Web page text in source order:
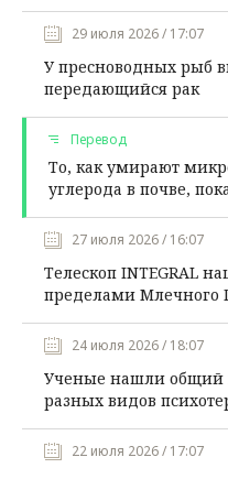
29 июля 2026 / 17:07
У пресноводных рыб
передающийся рак
Перевод
То, как умирают
углерода в почве,
27 июля 2026 / 16:07
Телескоп INTEGRAL
пределами Млечного
24 июля 2026 / 18:07
Ученые нашли общий
разных видов
22 июля 2026 / 17:07